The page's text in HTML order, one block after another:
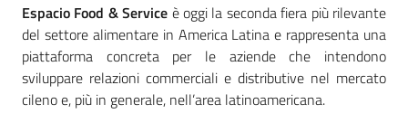
La
Camera
Espacio Food & Service è oggi la seconda fiera più rilevante
del settore alimentare in America Latina e rappresenta una
piattaforma concreta per le aziende che intendono
sviluppare relazioni commerciali e distributive nel mercato
cileno e, più in generale, nell’area latinoamericana.